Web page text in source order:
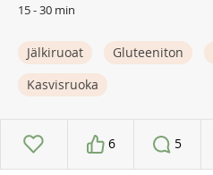
15 - 30 min
Jälkiruoat Gluteeniton
Kasvisruoka
6 5